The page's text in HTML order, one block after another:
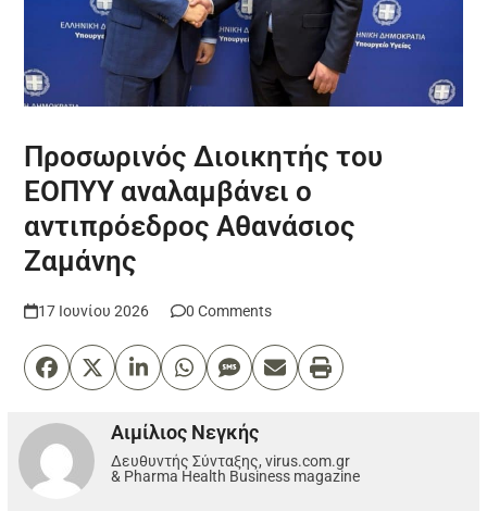
Προσωρινός Διοικητής του
ΕΟΠΥΥ αναλαμβάνει ο
αντιπρόεδρος Αθανάσιος
Ζαμάνης
17 Ιουνίου 2026 0 Comments
Αιμίλιος Νεγκής
Δευθυντής Σύνταξης, virus.com.gr
& Pharma Health Business magazine